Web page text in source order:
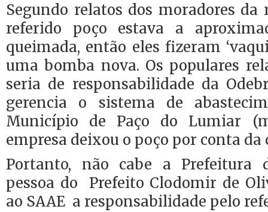
Segundo relatos dos moradores da
referido poço estava a
queimada, então eles fizeram
uma bomba nova. Os populares
seria de responsabilidade da
gerencia o sistema de
Município de Paço do Lumiar
empresa deixou o poço por conta da
Portanto, não cabe a Prefeitura
pessoa do Prefeito Clodomir de
ao SAAE a responsabilidade pelo